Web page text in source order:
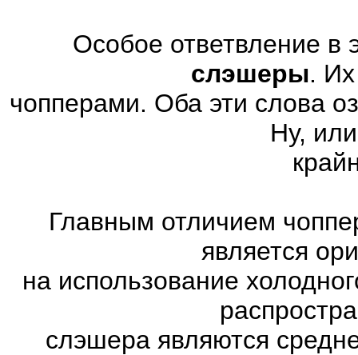
Особое ответвление в
слэшеры.
чопперами. Оба эти слова
Ну,
Главным отличием
является
на использование
слэшера являются